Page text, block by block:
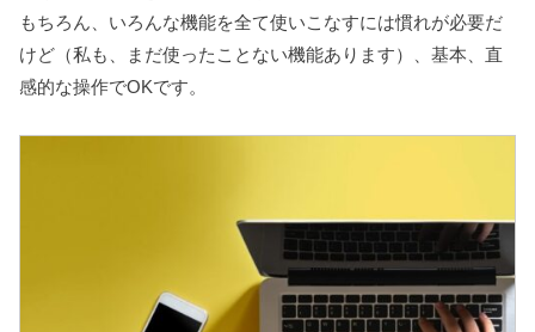
もちろん、いろんな機能を全て使いこなすには慣れが必要だ
けど（私も、まだ使ったことない機能あります）、基本、直
感的な操作でOKです。